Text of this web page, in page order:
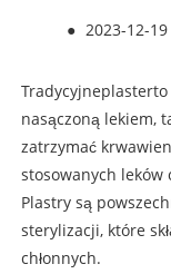
● 2023-12-19
Tradycyjneplasterto
nasączoną lekiem,
zatrzymać
stosowanych
Plastry są
sterylizacji, które
chłonnych.